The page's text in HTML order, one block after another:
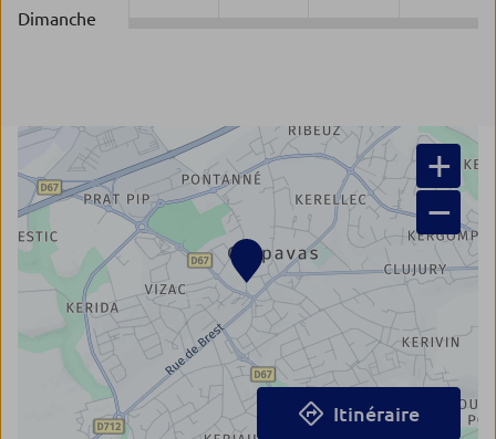
Dimanche
+
−
Itinéraire